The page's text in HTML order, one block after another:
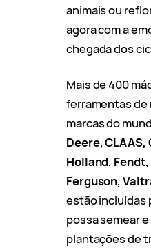
animais ou
agora com a
chegada dos
Mais de 400
ferramentas de
marcas do
Deere, CLAAS,
Holland,
Ferguson,
estão incluídas
possa semear
plantações de